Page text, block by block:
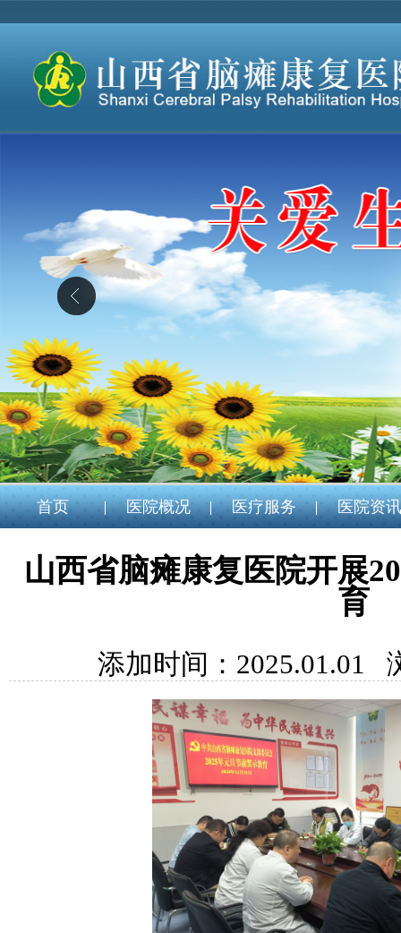
首页 医院概况 医疗服务 医院资讯
山西省脑瘫康复医院开展
育
添加时间：2025.01.01